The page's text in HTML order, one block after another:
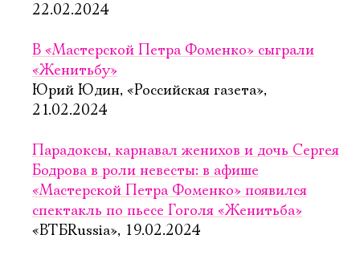
22.02.2024
В «Мастерской Петра Фоменко» сыграли
«Женитьбу»
Юрий Юдин, «Российская газета»,
21.02.2024
Парадоксы, карнавал женихов и дочь Сергея
Бодрова в роли невесты: в афише
«Мастерской Петра Фоменко» появился
спектакль по пьесе Гоголя «Женитьба»
«ВТБRussia», 19.02.2024